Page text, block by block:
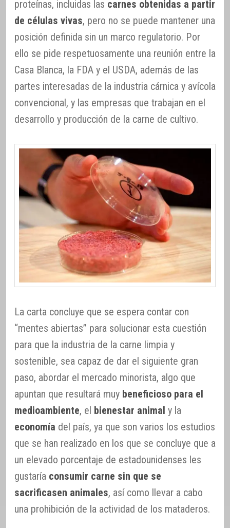
proteínas, incluidas las carnes obtenidas a partir
de células vivas, pero no se puede mantener una
posición definida sin un marco regulatorio. Por
ello se pide respetuosamente una reunión entre la
Casa Blanca, la FDA y el USDA, además de las
partes interesadas de la industria cárnica y avícola
convencional, y las empresas que trabajan en el
desarrollo y producción de la carne de cultivo.
La carta concluye que se espera contar con
“mentes abiertas” para solucionar esta cuestión
para que la industria de la carne limpia y
sostenible, sea capaz de dar el siguiente gran
paso, abordar el mercado minorista, algo que
apuntan que resultará muy beneficioso para el
medioambiente, el bienestar animal y la
economía del país, ya que son varios los estudios
que se han realizado en los que se concluye que a
un elevado porcentaje de estadounidenses les
gustaría consumir carne sin que se
sacrificasen animales, así como llevar a cabo
una prohibición de la actividad de los mataderos.